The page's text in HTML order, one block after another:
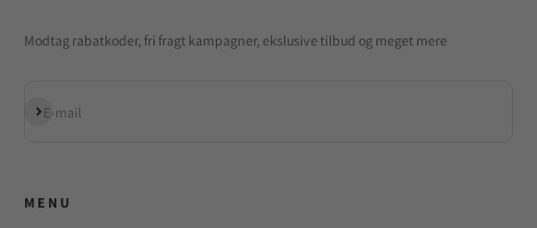
Modtag rabatkoder, fri fragt kampagner, ekslusive tilbud og meget mere
E-mail
Abonnér
M E N U